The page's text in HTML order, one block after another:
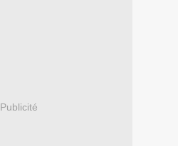
Publicité